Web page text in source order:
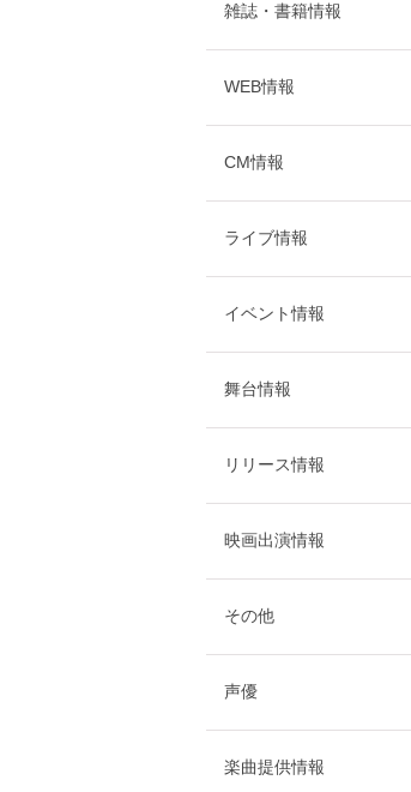
雑誌・書籍情報
WEB情報
CM情報
ライブ情報
イベント情報
舞台情報
リリース情報
映画出演情報
その他
声優
楽曲提供情報